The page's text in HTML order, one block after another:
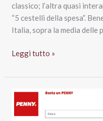
classico; l’altra quasi
“5 cestelli della spesa”.
Italia, sopra la media delle
Vino
volantino
Natale:
Leggi tutto »